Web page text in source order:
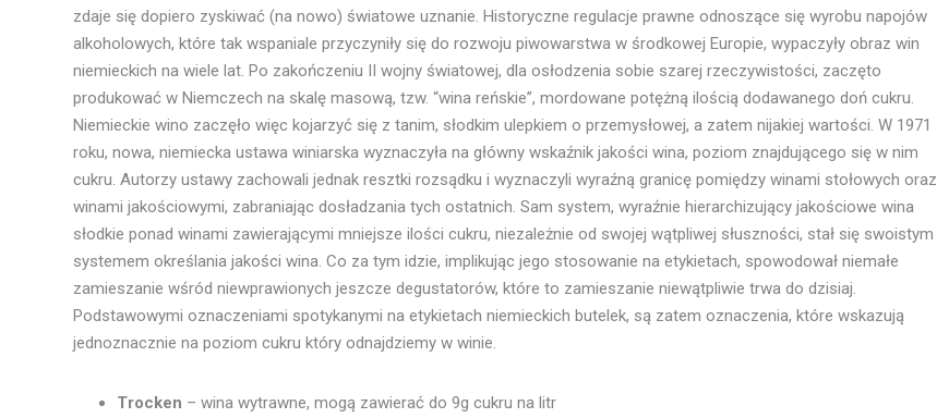
zdaje się dopiero zyskiwać (na nowo) światowe uznanie. Historyczne regulacje prawne odnoszące się wyrobu napojów
alkoholowych, które tak wspaniale przyczyniły się do rozwoju piwowarstwa w środkowej Europie, wypaczyły obraz win
niemieckich na wiele lat. Po zakończeniu II wojny światowej, dla osłodzenia sobie szarej rzeczywistości, zaczęto
produkować w Niemczech na skalę masową, tzw. “wina reńskie”, mordowane potężną ilością dodawanego doń cukru.
Niemieckie wino zaczęło więc kojarzyć się z tanim, słodkim ulepkiem o przemysłowej, a zatem nijakiej wartości. W 1971
roku, nowa, niemiecka ustawa winiarska wyznaczyła na główny wskaźnik jakości wina, poziom znajdującego się w nim
cukru. Autorzy ustawy zachowali jednak resztki rozsądku i wyznaczyli wyraźną granicę pomiędzy winami stołowych oraz
winami jakościowymi, zabraniając dosładzania tych ostatnich. Sam system, wyraźnie hierarchizujący jakościowe wina
słodkie ponad winami zawierającymi mniejsze ilości cukru, niezależnie od swojej wątpliwej słuszności, stał się swoistym
systemem określania jakości wina. Co za tym idzie, implikując jego stosowanie na etykietach, spowodował niemałe
zamieszanie wśród niewprawionych jeszcze degustatorów, które to zamieszanie niewątpliwie trwa do dzisiaj.
Podstawowymi oznaczeniami spotykanymi na etykietach niemieckich butelek, są zatem oznaczenia, które wskazują
jednoznacznie na poziom cukru który odnajdziemy w winie.
Trocken – wina wytrawne, mogą zawierać do 9g cukru na litr